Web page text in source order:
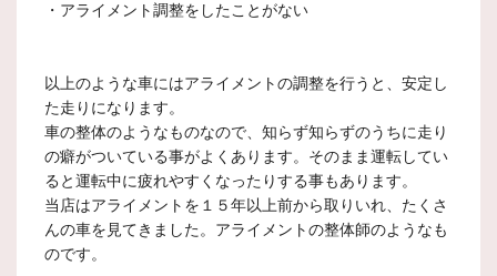
・アライメント調整をしたことがない
以上のような車にはアライメントの調整を行うと、安定し
た走りになります。
車の整体のようなものなので、知らず知らずのうちに走り
の癖がついている事がよくあります。そのまま運転してい
ると運転中に疲れやすくなったりする事もあります。
当店はアライメントを１５年以上前から取りいれ、たくさ
んの車を見てきました。アライメントの整体師のようなも
のです。